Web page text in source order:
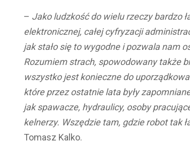
– Jako ludzkość do wielu rzeczy bardzo
elektronicznej, całej cyfryzacji
jak stało się to wygodne i pozwala nam
Rozumiem strach, spowodowany także
wszystko jest konieczne do
które przez ostatnie lata były
jak spawacze, hydraulicy, osoby
kelnerzy. Wszędzie tam, gdzie robot tak
Tomasz Kalko.